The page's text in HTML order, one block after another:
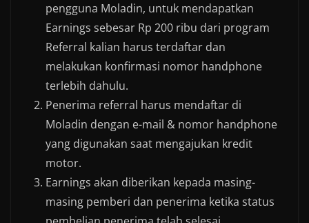
pengguna Moladin, untuk mendapatkan
Earnings sebesar Rp 200 ribu dari program
Referral kalian harus terdaftar dan
melakukan konfirmasi nomor handphone
terlebih dahulu.
Penerima referral harus mendaftar di
Moladin dengan e-mail & nomor handphone
yang digunakan saat mengajukan kredit
motor.
Earnings akan diberikan kepada masing-
masing pemberi dan penerima ketika status